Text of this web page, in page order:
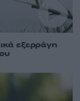
εξερράγη